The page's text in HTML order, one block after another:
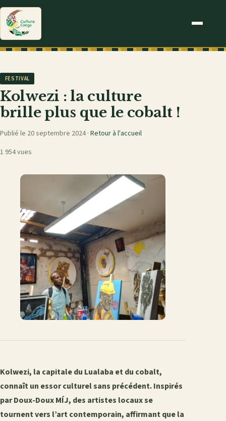
FESTIVAL
Kolwezi : la culture
brille plus que le cobalt !
Publié le 20 septembre 2024 · Retour à l'accueil
1 954 vues
Kolwezi, la capitale du Lualaba et du cobalt,
connaît un essor culturel sans précédent. Inspirés
par Doux-Doux MÍJ, des artistes locaux se
tournent vers l’art contemporain, affirmant que la